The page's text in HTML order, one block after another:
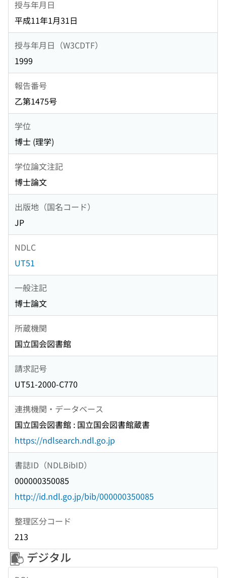
授与年月日
平成11年1月31日
授与年月日（W3CDTF）
1999
報告番号
乙第1475号
学位
博士 (理学)
学位論文注記
博士論文
出版地（国名コード）
JP
NDLC
UT51
一般注記
博士論文
所蔵機関
国立国会図書館
請求記号
UT51-2000-C770
連携機関・データベース
国立国会図書館 : 国立国会図書館蔵書
https://ndlsearch.ndl.go.jp
書誌ID（NDLBibID）
000000350085
http://id.ndl.go.jp/bib/000000350085
整理区分コード
213
デジタル